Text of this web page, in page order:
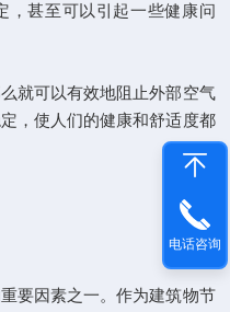
，甚至可以引起一些健康问
可以有效地阻止外部空气
，使人们的健康和舒适度都
因素之一。作为建筑物节
电话咨询